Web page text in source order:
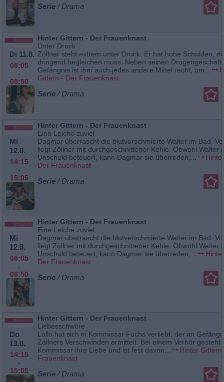
Serie / Drama
Di 11.8.
08:05
-
08:50
Hinter Gittern - Der Frauenknast
Unter Druck
Zöllner steht extrem unter Druck. Er hat hohe Schulden,
dringend begleichen muss. Neben seinen
Gefängnis ist ihm auch jedes andere Mittel recht, um...
Gittern - Der Frauenknast
Serie / Drama
Mi
12.8.
14:15
-
15:05
Hinter Gittern - Der Frauenknast
Eine Leiche zuviel
Dagmar überrascht die blutverschmierte Walter im Bad.
liegt Zöllner mit durchgeschnittener Kehle. Obwohl Walter
Unschuld beteuert, kann Dagmar sie überreden,...
Der Frauenknast
Serie / Drama
Mi
12.8.
08:05
-
08:50
Hinter Gittern - Der Frauenknast
Eine Leiche zuviel
Dagmar überrascht die blutverschmierte Walter im Bad.
liegt Zöllner mit durchgeschnittener Kehle. Obwohl Walter
Unschuld beteuert, kann Dagmar sie überreden,...
Der Frauenknast
Serie / Drama
Do
13.8.
14:15
-
15:05
Hinter Gittern - Der Frauenknast
Liebesschwüre
Lollo hat sich in Kommissar Fuchs verliebt, der im
Zöllners Verschwinden ermittelt. Bei einem Verhör gesteht
Kommissar ihre Liebe und ist fest davon...
Hinter Gittern
Frauenknast
Serie / Drama